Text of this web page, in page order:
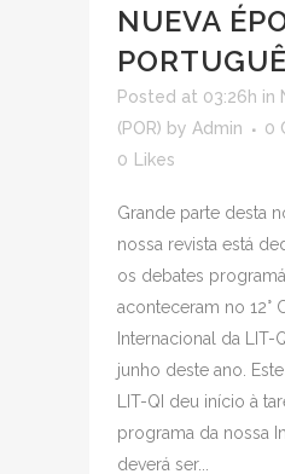
NUEVA
Posted at 03:26h in
(POR) by Admin
0
0
Likes
Grande parte desta
nossa revista está
os debates
aconteceram no 12°
Internacional da LIT-
junho deste ano.
LIT-QI deu início à
programa da nossa
deverá ser...